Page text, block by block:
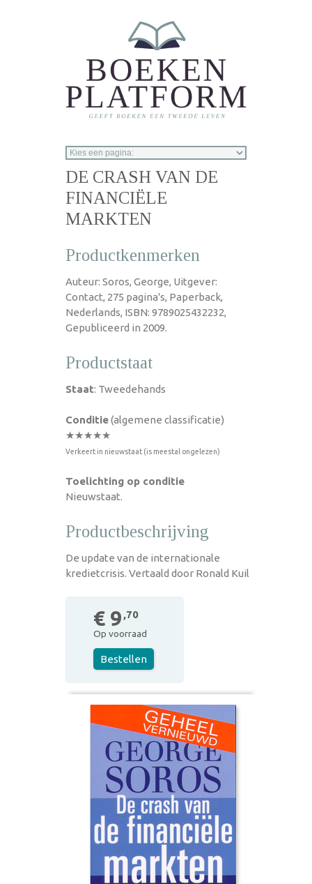
DE CRASH VAN DE
FINANCIËLE
MARKTEN
Productkenmerken
Auteur: Soros, George, Uitgever:
Contact, 275 pagina's, Paperback,
Nederlands, ISBN: 9789025432232,
Gepubliceerd in 2009.
Productstaat
Staat: Tweedehands
Conditie(algemene classificatie)
★★★★★
Verkeert in nieuwstaat (is meestal ongelezen)
Toelichting op conditie
Nieuwstaat.
Productbeschrijving
De update van de internationale
kredietcrisis. Vertaald door Ronald Kuil
€ 9 ,70
Op voorraad
Bestellen